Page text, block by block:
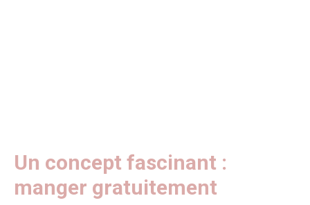
Un concept fascinant :
manger gratuitement